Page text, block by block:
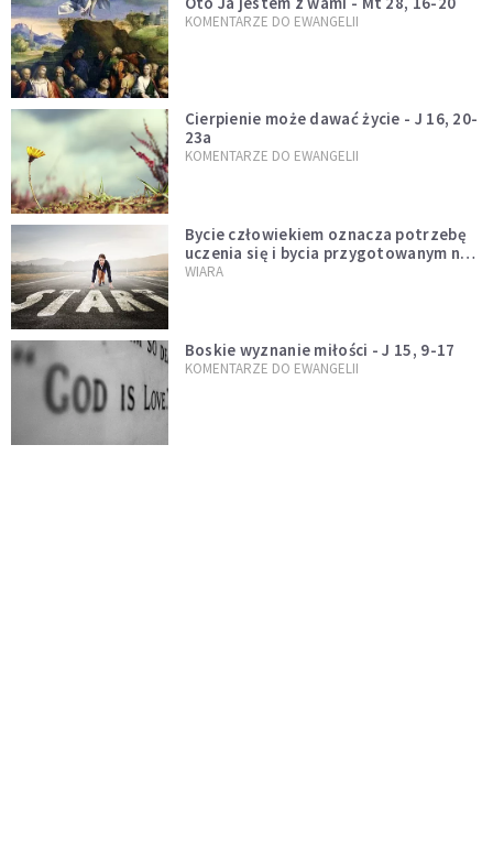
KOMENTARZE DO EWANGELII
Cierpienie może dawać życie - J 16, 20-
23a
KOMENTARZE DO EWANGELII
Bycie człowiekiem oznacza potrzebę
uczenia się i bycia przygotowanym na
nowość każdej sytuacji
WIARA
Boskie wyznanie miłości - J 15, 9-17
KOMENTARZE DO EWANGELII